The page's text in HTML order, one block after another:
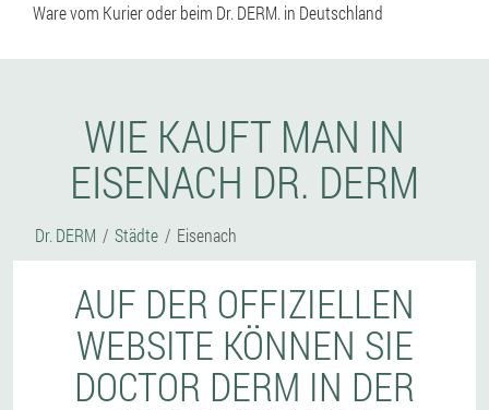
Ware vom Kurier oder beim Dr. DERM. in Deutschland
WIE KAUFT MAN IN
EISENACH DR. DERM
Dr. DERM Städte Eisenach
AUF DER OFFIZIELLEN
WEBSITE KÖNNEN SIE
DOCTOR DERM IN DER